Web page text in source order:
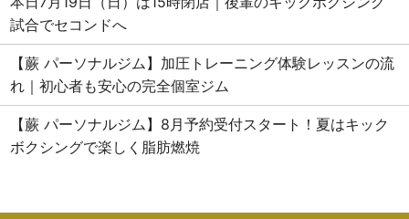
試合でセコンドへ
【蕨 パーソナルジム】加圧トレーニング体験レッスンの流
れ｜初心者も安心の完全個室ジム
【蕨 パーソナルジム】8月予約受付スタート！夏はキック
ボクシングで楽しく脂肪燃焼